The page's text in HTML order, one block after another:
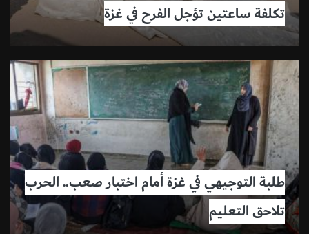
تكلفة ساعتين تؤجل الفرح في غزة
طلبة التوجيهي في غزة أمام اختبار صعب.. الحرب
تلاحق التعليم